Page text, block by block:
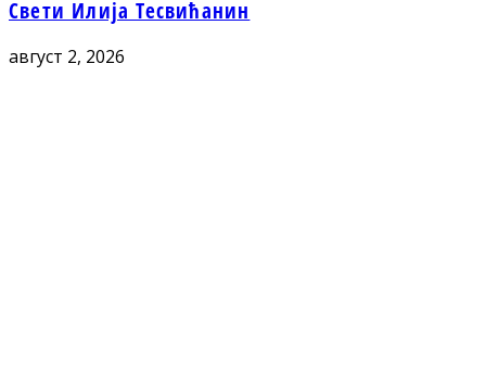
Свети Илија Тесвићанин
август 2, 2026